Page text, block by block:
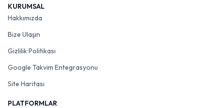
KURUMSAL
Hakkımızda
Bize Ulaşın
Gizlilik Politikası
Google Takvim Entegrasyonu
Site Haritası
PLATFORMLAR